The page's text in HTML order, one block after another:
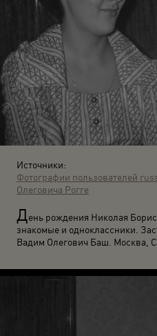
Источники:
Фотографии пользователей
Олеговича Рогге
День рождения Николая
знакомые и одноклассники.
Вадим Олегович Баш. Москва,